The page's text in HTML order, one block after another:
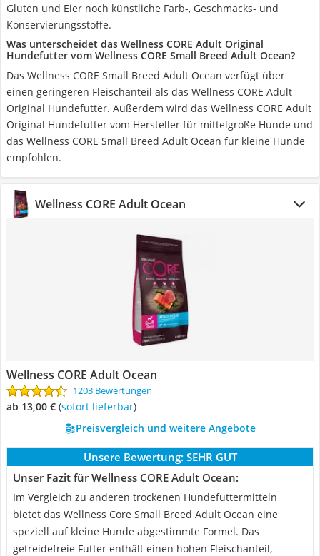
Gluten und Eier noch künstliche Farb-, Geschmacks- und
Konservierungsstoffe.
Was unterscheidet das Wellness CORE Adult Original
Hundefutter vom Wellness CORE Small Breed Adult Ocean?
Das Wellness CORE Small Breed Adult Ocean verfügt über
einen geringeren Fleischanteil als das Wellness CORE Adult
Original Hundefutter. Außerdem wird das Wellness CORE Adult
Original Hundefutter vom Hersteller für mittelgroße Hunde und
das Wellness CORE Small Breed Adult Ocean für kleine Hunde
empfohlen.
Wellness CORE Adult Ocean
Wellness CORE Adult Ocean
1203 Bewertungen
ab 13,00 € ( Sofort lieferbar)
Preisvergleich und weitere Angebote
Unsere Bewertung: SEHR GUT
Unser Fazit für Wellness CORE Adult Ocean:
Im Vergleich zu anderen trockenen Hundefuttermitteln
bietet das Wellness Core Small Breed Adult Ocean eine
speziell auf kleine Hunde abgestimmte Formel. Das
getreidefreie Futter enthält einen hohen Fleischanteil,